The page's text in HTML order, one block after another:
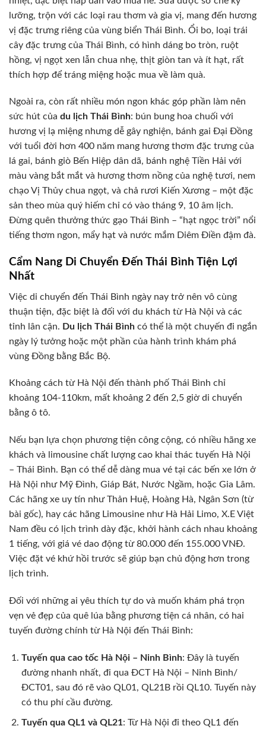
lưỡng, trộn với các loại rau thơm và gia vị, mang đến hương
vị đặc trưng riêng của vùng biển Thái Bình. Ổi bo, loại trái
cây đặc trưng của Thái Bình, có hình dáng bo tròn, ruột
hồng, vị ngọt xen lẫn chua nhẹ, thịt giòn tan và ít hạt, rất
thích hợp để tráng miệng hoặc mua về làm quà.
Ngoài ra, còn rất nhiều món ngon khác góp phần làm nên
sức hút của du lịch Thái Bình: bún bung hoa chuối với
hương vị lạ miệng nhưng dễ gây nghiện, bánh gai Đại Đồng
với tuổi đời hơn 400 năm mang hương thơm đặc trưng của
lá gai, bánh giò Bến Hiệp dân dã, bánh nghệ Tiền Hải với
màu vàng bắt mắt và hương thơm nồng của nghệ tươi, nem
chạo Vị Thủy chua ngọt, và chả rươi Kiến Xương – một đặc
sản theo mùa quý hiếm chỉ có vào tháng 9, 10 âm lịch.
Đừng quên thưởng thức gạo Thái Bình – “hạt ngọc trời” nổi
tiếng thơm ngon, mẩy hạt và nước mắm Diêm Điền đậm đà.
Cẩm Nang Di Chuyển Đến Thái Bình Tiện Lợi
Nhất
Việc di chuyển đến Thái Bình ngày nay trở nên vô cùng
thuận tiện, đặc biệt là đối với du khách từ Hà Nội và các
tỉnh lân cận. Du lịch Thái Bình có thể là một chuyến đi ngắn
ngày lý tưởng hoặc một phần của hành trình khám phá
vùng Đồng bằng Bắc Bộ.
Khoảng cách từ Hà Nội đến thành phố Thái Bình chỉ
khoảng 104-110km, mất khoảng 2 đến 2,5 giờ di chuyển
bằng ô tô.
Nếu bạn lựa chọn phương tiện công cộng, có nhiều hãng xe
khách và limousine chất lượng cao khai thác tuyến Hà Nội
– Thái Bình. Bạn có thể dễ dàng mua vé tại các bến xe lớn ở
Hà Nội như Mỹ Đình, Giáp Bát, Nước Ngầm, hoặc Gia Lâm.
Các hãng xe uy tín như Thản Huệ, Hoàng Hà, Ngân Sơn (từ
bài gốc), hay các hãng Limousine như Hà Hải Limo, X.E Việt
Nam đều có lịch trình dày đặc, khởi hành cách nhau khoảng
1 tiếng, với giá vé dao động từ 80.000 đến 155.000 VNĐ.
Việc đặt vé khứ hồi trước sẽ giúp bạn chủ động hơn trong
lịch trình.
Đối với những ai yêu thích tự do và muốn khám phá trọn
vẹn vẻ đẹp của quê lúa bằng phương tiện cá nhân, có hai
tuyến đường chính từ Hà Nội đến Thái Bình:
Tuyến qua cao tốc Hà Nội – Ninh Bình: Đây là tuyến
đường nhanh nhất, đi qua ĐCT Hà Nội – Ninh Bình/
ĐCT01, sau đó rẽ vào QL01, QL21B rồi QL10. Tuyến này
có thu phí cầu đường.
Tuyến qua QL1 và QL21: Từ Hà Nội đi theo QL1 đến